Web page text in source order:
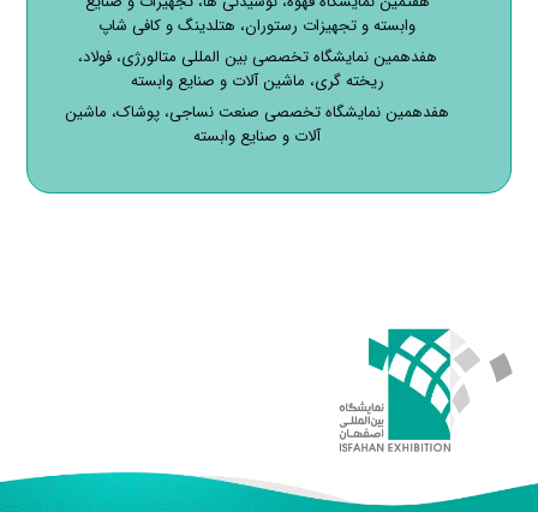
وابسته و تجهیزات رستوران، هتلدینگ و کافی شاپ
هفدهمین نمایشگاه تخصصی بین المللی متالورژی، فولاد،
ریخته گری، ماشین آلات و صنایع وابسته
هفدهمین نمایشگاه تخصصی صنعت نساجی، پوشاک، ماشین
آلات و صنایع وابسته